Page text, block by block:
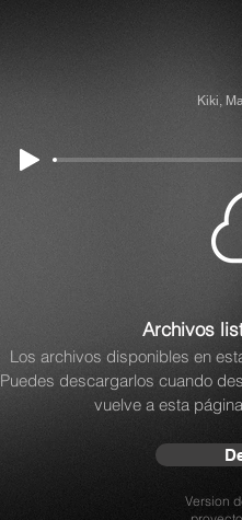
Kiki,
Archivos
Los archivos disponibles en
Puedes descargarlos cuando
vuelve a esta
Version